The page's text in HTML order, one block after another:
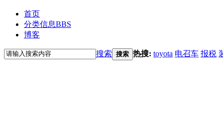
首页
分类信息BBS
博客
搜索 搜索 热搜: toyota 电召车 报税